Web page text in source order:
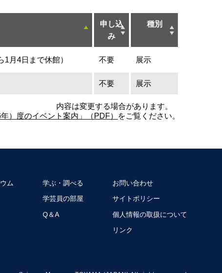
申し込
み
種別
月4日まで休館） 不要 展示
不要 展示
内容は変更する場合があります。
）度のイベント案内」（PDF） をご覧ください。
ム 学ぶ・調べる
学芸員の部屋
Q＆A
お問い合わせ
サイトポリシー
個人情報の取扱について
リンク